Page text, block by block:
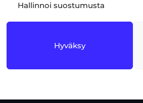
Hallinnoi suostumusta
Hyväksy